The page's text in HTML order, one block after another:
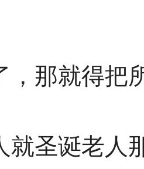
，那就得把
就圣诞老人